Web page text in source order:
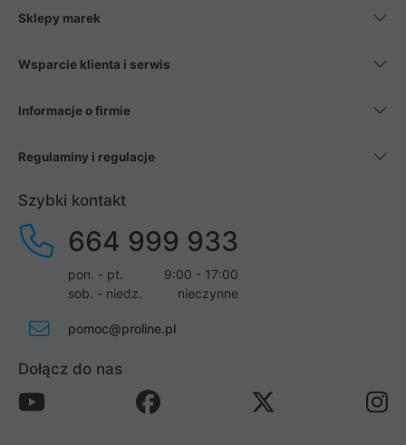
Sklepy marek
Wsparcie klienta i serwis
Informacje o firmie
Regulaminy i regulacje
Szybki kontakt
664 999 933
pon. - pt.
9:00 - 17:00
sob. - niedz.
nieczynne
pomoc@proline.pl
Dołącz do nas